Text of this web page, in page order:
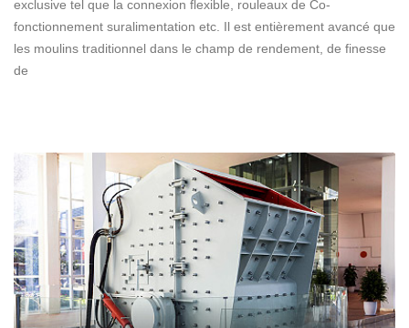
exclusive tel que la connexion flexible, rouleaux de Co-
fonctionnement suralimentation etc. Il est entièrement avancé que
les moulins traditionnel dans le champ de rendement, de finesse
de